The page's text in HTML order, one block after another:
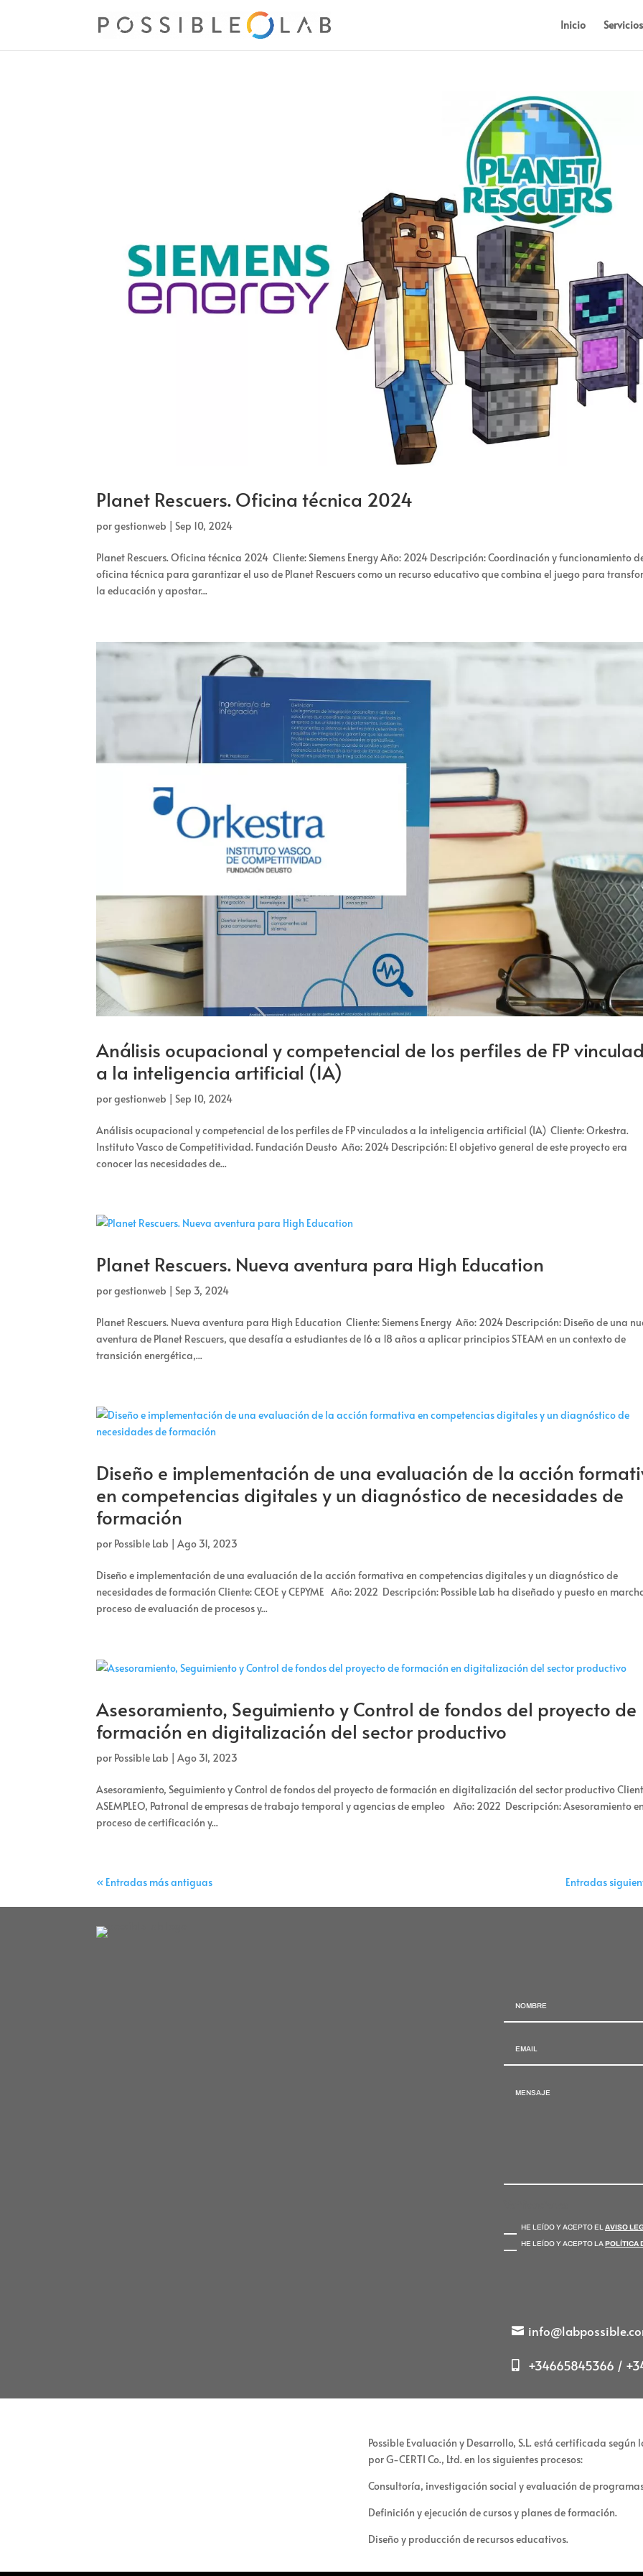
Inicio Servicios
Planet Rescuers. Oficina técnica 2024
porgestionweb |Sep 10, 2024
Planet Rescuers. Oficina técnica 2024 Cliente: Siemens Energy Año: 2024 Descripción: Coordinación y funcionamiento
oficina técnica para garantizar el uso de Planet Rescuers como un recurso educativo que combina el juego para
la educación y apostar...
Análisis ocupacional y competencial de los perfiles de FP
a la inteligencia artificial (IA)
porgestionweb |Sep 10, 2024
Análisis ocupacional y competencial de los perfiles de FP vinculados a la inteligencia artificial (IA) Cliente: Orkestra.
Instituto Vasco de Competitividad. Fundación Deusto Año: 2024 Descripción: El objetivo general de este proyecto era
conocer las necesidades de...
Planet Rescuers. Nueva aventura para High Education
porgestionweb |Sep 3, 2024
Planet Rescuers. Nueva aventura para High Education Cliente: Siemens Energy Año: 2024 Descripción: Diseño de una
aventura de Planet Rescuers, que desafía a estudiantes de 16 a 18 años a aplicar principios STEAM en un contexto de
transición energética,...
Diseño e implementación de una evaluación de la acción
en competencias digitales y un diagnóstico de necesidades de
formación
por Possible Lab |Ago 31, 2023
Diseño e implementación de una evaluación de la acción formativa en competencias digitales y un diagnóstico de
necesidades de formación Cliente: CEOE y CEPYME Año: 2022 Descripción: Possible Lab ha diseñado y puesto en
proceso de evaluación de procesos y...
Asesoramiento, Seguimiento y Control de fondos del proyecto de
formación en digitalización del sector productivo
por Possible Lab |Ago 31, 2023
Asesoramiento, Seguimiento y Control de fondos del proyecto de formación en digitalización del sector productivo
ASEMPLEO, Patronal de empresas de trabajo temporal y agencias de empleo Año: 2022 Descripción: Asesoramiento
proceso de certificación y...
« Entradas más antiguas Entradas
HE LEÍDO Y ACEPTO EL AVISO
HE LEÍDO Y ACEPTO LAPOLÍTICA
+34665845366 /
Possible Evaluación y Desarrollo, S.L. está certificada
por G-CERTI Co., Ltd. en los siguientes procesos:
Consultoría, investigación social y evaluación de
Definición y ejecución de cursos y planes de formación.
Diseño y producción de recursos educativos.